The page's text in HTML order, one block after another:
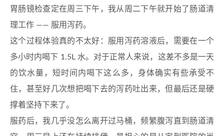
胃肠镜检查定在周三下午，我从周二下午就开始了肠道清
理工作 —— 服用泻药。
这个过程体验真的不太好：服用泻药溶液后，需要在一个
多小时内喝下 1.5L 水。对于正常人来说，这差不多是一天
的饮水量，短时间内喝下这么多，身体确实有些承受不
住，甚至好几次想把喝下去的泻药吐出来，但最后还是硬
撑着坚持下来了。
服药后，我几乎没怎么离开过马桶，频繁腹泻直到肠道清